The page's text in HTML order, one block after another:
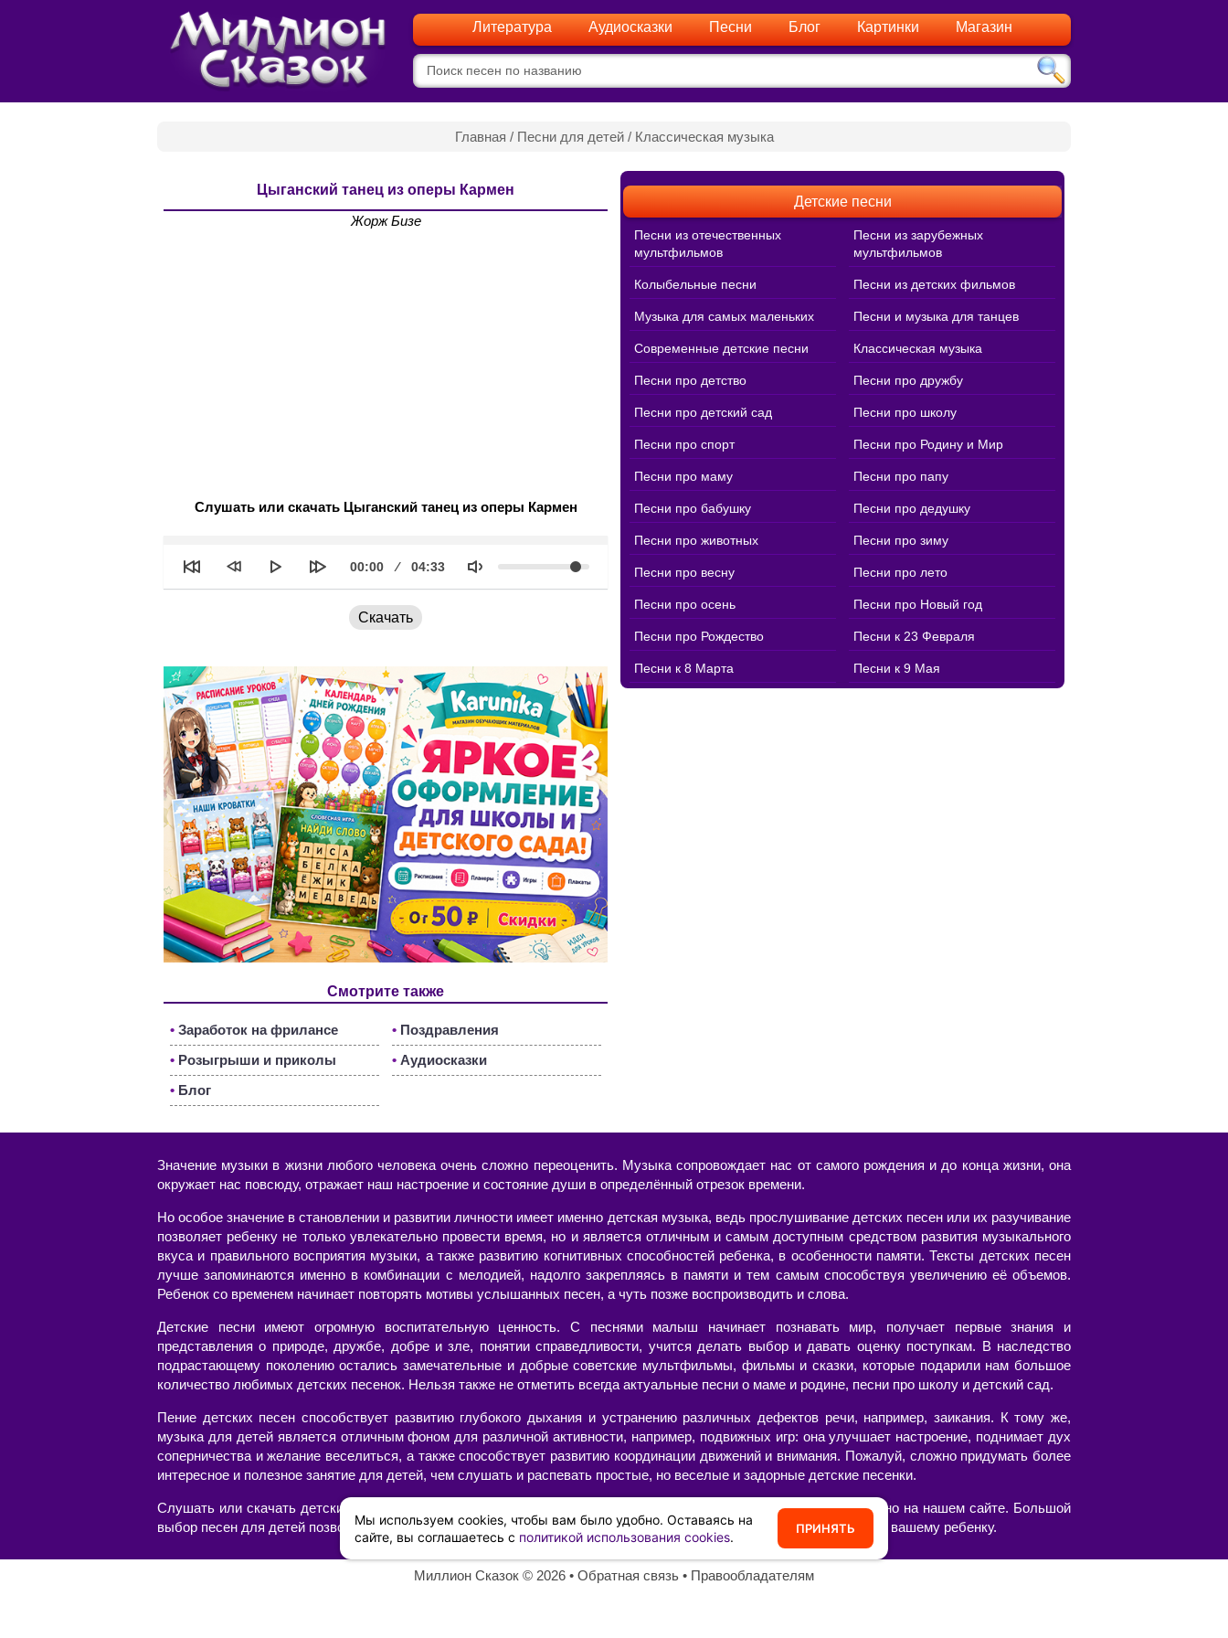
Литература Аудиосказки Песни Блог Картинки Магазин
Главная / Песни для детей/ Классическая музыка
Цыганский танец из оперы Кармен
Жорж Бизе
Слушать или скачать Цыганский танец из оперы Кармен
Текущее
00:00 Продолжительность
04:33 Объем
Скачать
Смотрите также
• Заработок на фрилансе • Поздравления
• Розыгрыши и приколы • Аудиосказки
• Блог
Детские песни
Песни из отечественных
мультфильмов
Песни из зарубежных
мультфильмов
Колыбельные песни Песни из детских фильмов
Музыка для самых маленьких Песни и музыка для танцев
Современные детские песни Классическая музыка
Песни про детство Песни про дружбу
Песни про детский сад Песни про школу
Песни про спорт Песни про Родину и Мир
Песни про маму Песни про папу
Песни про бабушку Песни про дедушку
Песни про животных Песни про зиму
Песни про весну Песни про лето
Песни про осень Песни про Новый год
Песни про Рождество Песни к 23 Февраля
Песни к 8 Марта Песни к 9 Мая
Значение музыки в жизни любого человека очень сложно переоценить. Музыка сопровождает нас от самого рождения и до конца жизни, она
окружает нас повсюду, отражает наш настроение и состояние души в определённый отрезок времени.
Но особое значение в становлении и развитии личности имеет именно детская музыка, ведь прослушивание детских песен или их разучивание
позволяет ребенку не только увлекательно провести время, но и является отличным и самым доступным средством развития музыкального
вкуса и правильного восприятия музыки, а также развитию когнитивных способностей ребенка, в особенности памяти. Тексты детских песен
лучше запоминаются именно в комбинации с мелодией, надолго закрепляясь в памяти и тем самым способствуя увеличению её объемов.
Ребенок со временем начинает повторять мотивы услышанных песен, а чуть позже воспроизводить и слова.
Детские песни имеют огромную воспитательную ценность. С песнями малыш начинает познавать мир, получает первые знания и
представления о природе, дружбе, добре и зле, понятии справедливости, учится делать выбор и давать оценку поступкам. В наследство
подрастающему поколению остались замечательные и добрые советские мультфильмы, фильмы и сказки, которые подарили нам большое
количество любимых детских песенок. Нельзя также не отметить всегда актуальные песни о маме и родине, песни про школу и детский сад.
Пение детских песен способствует развитию глубокого дыхания и устранению различных дефектов речи, например, заикания. К тому же,
музыка для детей является отличным фоном для различной активности, например, подвижных игр: она улучшает настроение, поднимает дух
соперничества и желание веселиться, а также способствует развитию координации движений и внимания. Пожалуй, сложно придумать более
интересное и полезное занятие для детей, чем слушать и распевать простые, но веселые и задорные детские песенки.
Слушать или скачать детские песни с текстами и минусами, современные или старые, в хорошем качестве можно на нашем сайте. Большой
выбор песен для детей позволит составить свой собственный сборник из тех композиций, которые нравятся вам и вашему ребенку.
Миллион Сказок ©️ 2026 • Обратная связь • Правообладателям
Мы используем cookies, чтобы вам было удобно. Оставаясь на
сайте, вы соглашаетесь с политикой использования cookies.
ПРИНЯТЬ